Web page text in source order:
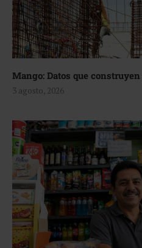
Mango: Datos que
3 agosto, 2026